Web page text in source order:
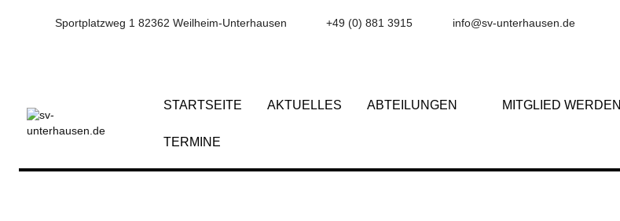
Sportplatzweg 1 82362 Weilheim-Unterhausen +49 (0) 881 3915 info@sv-unterhausen.de
STARTSEITE AKTUELLES ABTEILUNGEN MITGLIED WERDEN
TERMINE